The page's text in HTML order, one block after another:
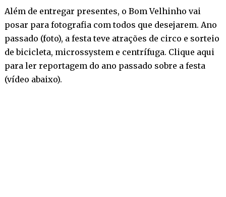
Além de entregar presentes, o Bom Velhinho vai
posar para fotografia com todos que desejarem. Ano
passado (foto), a festa teve atrações de circo e sorteio
de bicicleta, microssystem e centrífuga. Clique aqui
para ler reportagem do ano passado sobre a festa
(vídeo abaixo).